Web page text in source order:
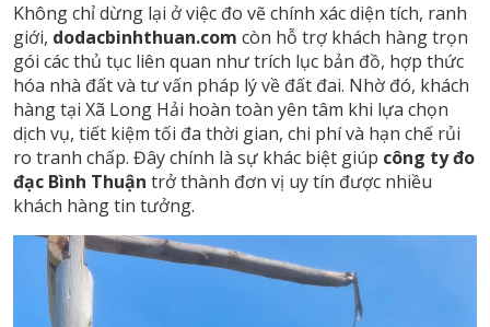
Không chỉ dừng lại ở việc đo vẽ chính xác diện tích, ranh
giới, dodacbinhthuan.com còn hỗ trợ khách hàng trọn
gói các thủ tục liên quan như trích lục bản đồ, hợp thức
hóa nhà đất và tư vấn pháp lý về đất đai. Nhờ đó, khách
hàng tại Xã Long Hải hoàn toàn yên tâm khi lựa chọn
dịch vụ, tiết kiệm tối đa thời gian, chi phí và hạn chế rủi
ro tranh chấp. Đây chính là sự khác biệt giúp công ty đo
đạc Bình Thuận trở thành đơn vị uy tín được nhiều
khách hàng tin tưởng.